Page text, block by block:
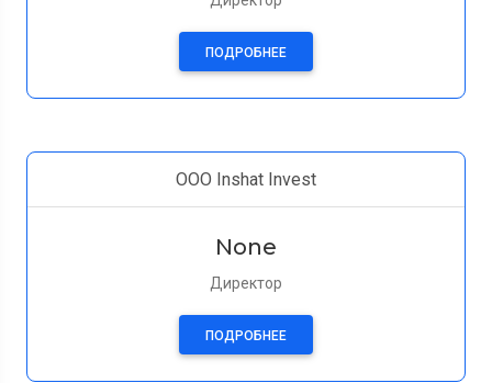
ПОДРОБНЕЕ
ООО Inshat Invest
None
Директор
ПОДРОБНЕЕ